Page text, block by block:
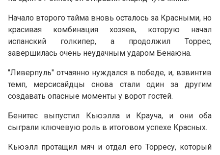
Начало второго тайма вновь осталось за Красными, но
красивая комбинация хозяев, которую начал
испанский голкипер, а продолжил Торрес,
завершилась очень неудачным ударом Бенаюна.
"Ливерпуль" отчаянно нуждался в победе, и, взвинтив
темп, мерсисайдцы снова стали один за другим
создавать опасные моменты у ворот гостей.
Бенитес выпустил Кьюэлла и Крауча, и они оба
сыграли ключевую роль в итоговом успехе Красных.
Кьюэлл протащил мяч и отдал его Торресу, который